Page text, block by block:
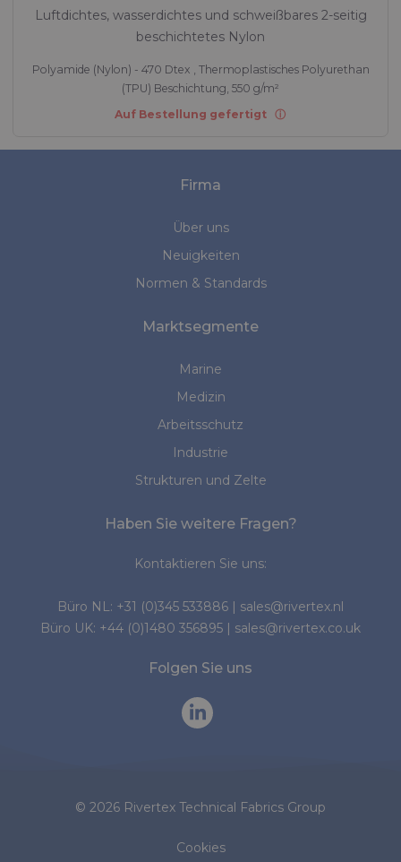
Luftdichtes, wasserdichtes und schweißbares 2-seitig
beschichtetes Nylon
Polyamide (Nylon) - 470 Dtex , Thermoplastisches Polyurethan
(TPU) Beschichtung, 550 g/m²
Auf Bestellung gefertigt
Firma
Über uns
Neuigkeiten
Normen & Standards
Marktsegmente
Marine
Medizin
Arbeitsschutz
Industrie
Strukturen und Zelte
Haben Sie weitere Fragen?
Kontaktieren Sie uns:
Büro NL: +31 (0)345 533886 | sales@rivertex.nl
Büro UK: +44 (0)1480 356895 | sales@rivertex.co.uk
Folgen Sie uns
© 2026 Rivertex Technical Fabrics Group
Cookies